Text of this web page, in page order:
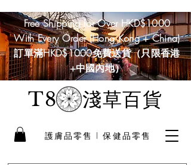
T8淺草百貨
護膚品零售 I 保健品零售
Free Shipping for Over HKD$1000
With Every Order (Hong Kong + China)
訂單滿HKD$1000免費送貨（只限香港
+中國內地）